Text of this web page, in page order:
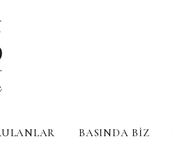
BASINDA BİZ